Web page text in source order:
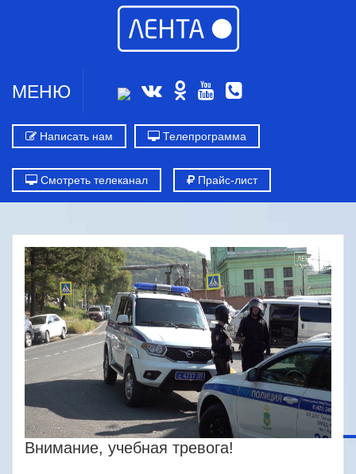
МЕНЮ
Написать нам Телепрограмма
Смотреть телеканал Прайс-лист
Внимание, учебная тревога!